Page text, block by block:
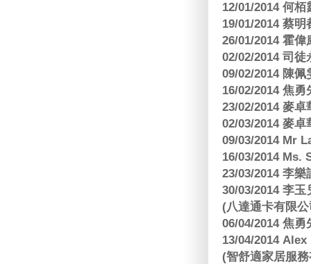
12/01/2014 何
19/01/2014 蔡
26/01/2014 霍
02/02/2014 司
09/02/2014 陳
16/02/2014 焦
23/02/2014 麥
02/03/2014 麥
09/03/2014 Mr
16/03/2014 Ms.
23/03/2014 李
30/03/2014 李
(八達通卡有限
06/04/2014 焦
13/04/2014
(智舒適家居服